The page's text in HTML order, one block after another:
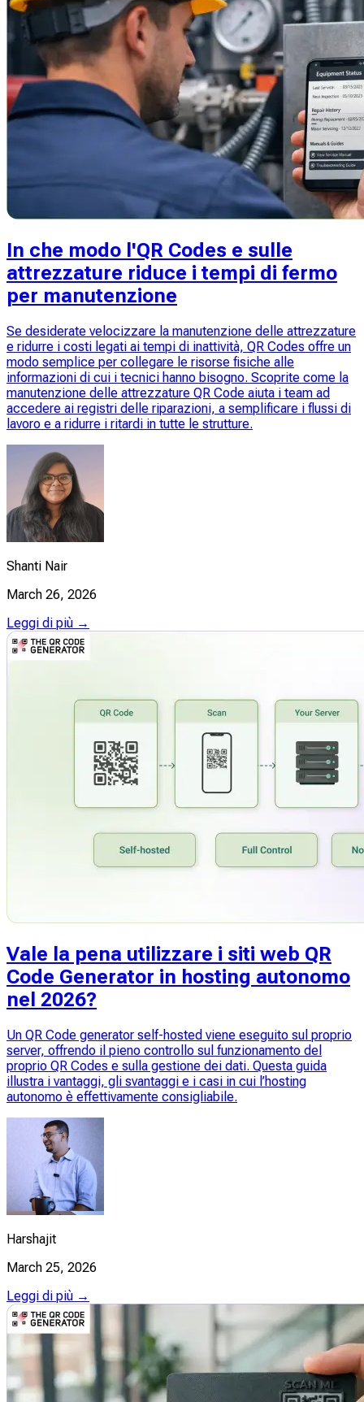
In che modo l'QR Codes e sulle
attrezzature riduce i tempi di fermo
per manutenzione
Se desiderate velocizzare la manutenzione delle attrezzature
e ridurre i costi legati ai tempi di inattività, QR Codes offre un
modo semplice per collegare le risorse fisiche alle
informazioni di cui i tecnici hanno bisogno. Scoprite come la
manutenzione delle attrezzature QR Code aiuta i team ad
accedere ai registri delle riparazioni, a semplificare i flussi di
lavoro e a ridurre i ritardi in tutte le strutture.
Shanti Nair
March 26, 2026
Leggi di più →
Vale la pena utilizzare i siti web QR
Code Generator in hosting autonomo
nel 2026?
Un QR Code generator self-hosted viene eseguito sul proprio
server, offrendo il pieno controllo sul funzionamento del
proprio QR Codes e sulla gestione dei dati. Questa guida
illustra i vantaggi, gli svantaggi e i casi in cui l’hosting
autonomo è effettivamente consigliabile.
Harshajit
March 25, 2026
Leggi di più →